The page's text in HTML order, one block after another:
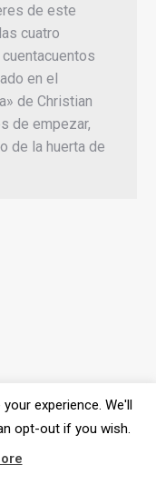
de este
cuatro
en el
de Christian
de empezar,
de la huerta de
experience. We'll
opt-out if you wish.